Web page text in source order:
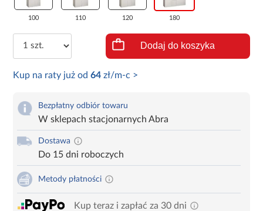
100 110 120 180
Dodaj do koszyka
Kup na raty już od64 zł/m-c >
Bezpłatny odbiór towaru
W sklepach stacjonarnych Abra
Dostawa
Do 15 dni roboczych
Metody płatności
Kup teraz i zapłać za 30 dni